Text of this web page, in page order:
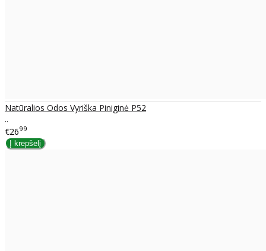
Natūralios Odos Vyriška Piniginė P52
..
€2699